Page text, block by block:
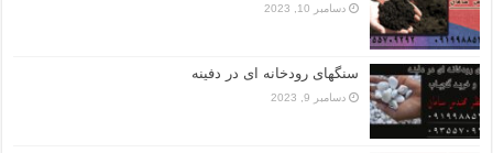
دسامبر 10, 2023
سنگهای رودخانه ای در دفینه
دسامبر 9, 2023